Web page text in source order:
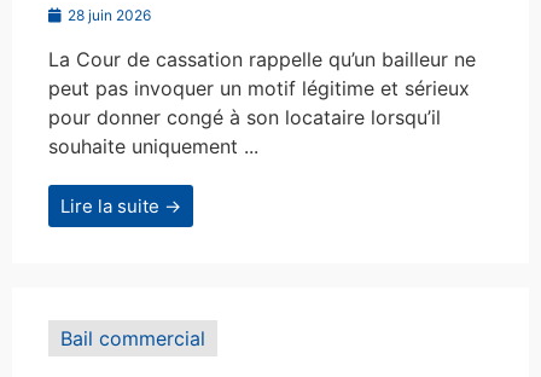
28 juin 2026
La Cour de cassation rappelle qu’un bailleur ne
peut pas invoquer un motif légitime et sérieux
pour donner congé à son locataire lorsqu’il
souhaite uniquement ...
Lire la suite →
Bail commercial